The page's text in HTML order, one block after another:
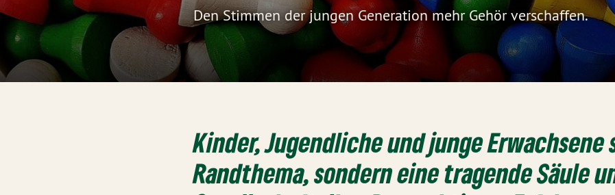
Den Stimmen der jungen Generation mehr Gehör verschaffen.
Kinder, Jugendliche und junge Erwachsene
Randthema, sondern eine tragende Säule